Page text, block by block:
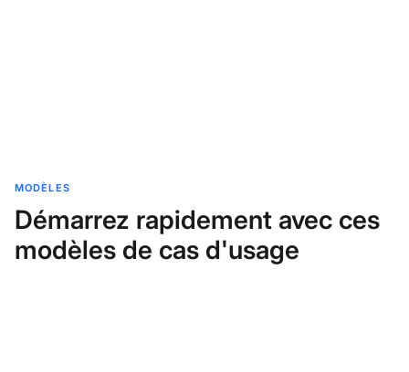
MODÈLES
Démarrez rapidement avec ces
modèles de cas d'usage